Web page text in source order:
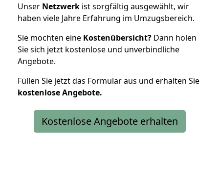
Unser Netzwerk ist sorgfältig ausgewählt, wir
haben viele Jahre Erfahrung im Umzugsbereich.
Sie möchten eine Kostenübersicht? Dann holen
Sie sich jetzt kostenlose und unverbindliche
Angebote.
Füllen Sie jetzt das Formular aus und erhalten Sie
kostenloseAngebote.
Kostenlose Angebote erhalten